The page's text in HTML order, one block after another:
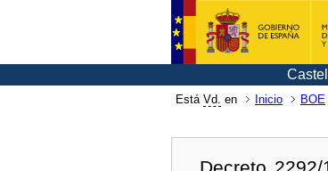
Está Vd. en Inicio BOE
Decreto